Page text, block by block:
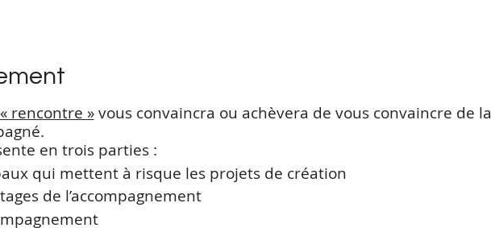
« rencontre »vous convaincra ou achèvera de vous convaincre de la
en trois parties :
qui mettent à risque les projets de création
de l’accompagnement